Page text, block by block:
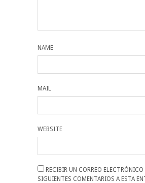
NAME
MAIL
WEBSITE
RECIBIR UN CORREO
SIGUIENTES COMENTARIOS A ESTA